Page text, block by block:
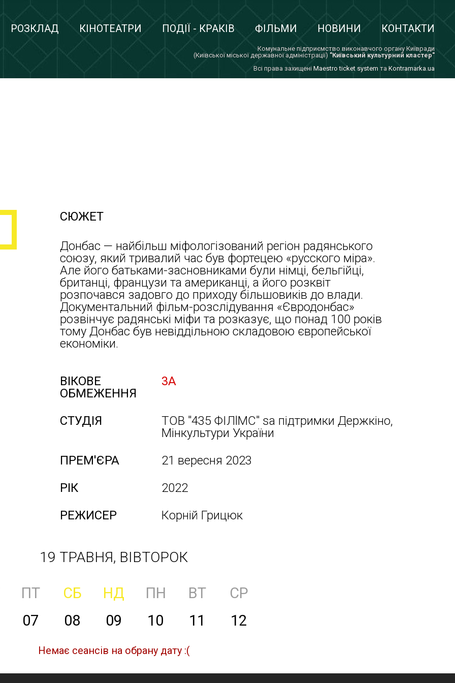
РОЗКЛАД КІНОТЕАТРИ ПОДІЇ - КРАКІВ ФІЛЬМИ НОВИНИ КОНТАКТИ
Комунальне підприємство виконавчого органу Київради
(Київської міської державної адміністрації) "Київський культурний кластер"
Всi права захищенi Maestro ticket system та Kontramarka.ua
СЮЖЕТ
Донбас — найбільш міфологізований регіон радянського
союзу, який тривалий час був фортецею «русского міра».
Але його батьками-засновниками були німці, бельгійці,
британці, французи та американці, а його розквіт
розпочався задовго до приходу більшовиків до влади.
Документальний фільм-розслідування «Євродонбас»
розвінчує радянські міфи та розказує, що понад 100 років
тому Донбас був невіддільною складовою європейської
економіки.
ВІКОВЕ
ОБМЕЖЕННЯ
3А
СТУДІЯ
ТОВ "435 ФІЛlMC" sa підтримки Держкіно,
Мінкультури України
ПРЕМ'ЄРА
21 вересня 2023
РІК
2022
РЕЖИСЕР
Корній Грицюк
19 ТРАВНЯ, ВІВТОРОК
ПТ СБ НД ПН ВТ
СР
07 08 09 10 11 12
Немає сеансів на обрану дату :(